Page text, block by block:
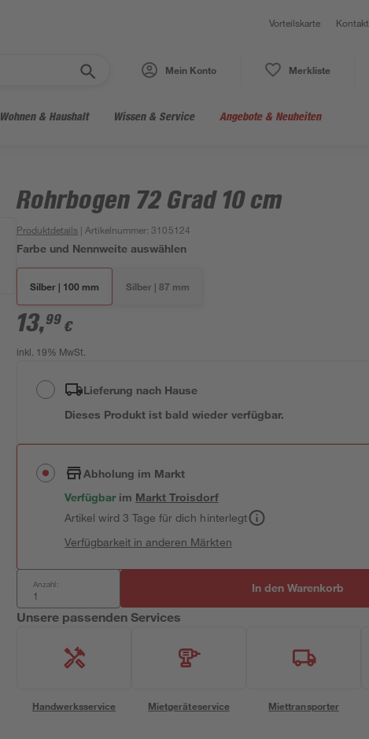
Vorteilskarte Kontakt
Mein Konto Merkliste
Wohnen & Haushalt Wissen & Service Angebote & Neuheiten
Rohrbogen 72 Grad 10 cm
Produktdetails | Artikelnummer:3105124
Farbe und Nennweite auswählen
Silber | 100 mm Silber | 87 mm
13,99 €
inkl. 19% MwSt.
Lieferung nach Hause
Dieses Produkt ist bald wieder verfügbar.
Abholung im Markt
Verfügbar im MarktTroisdorf
Artikel wird 3 Tage für dich hinterlegt
Verfügbarkeit in anderen Märkten
Anzahl: In den Warenkorb
Unsere passenden Services
Handwerksservice Mietgeräteservice Miettransporter